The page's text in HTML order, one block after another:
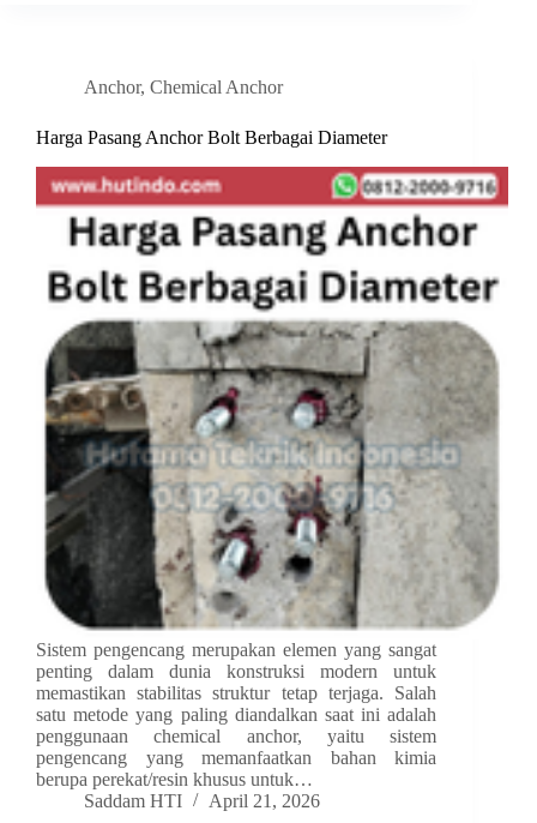
Anchor, Chemical Anchor
Harga Pasang Anchor Bolt Berbagai Diameter
Sistem pengencang merupakan elemen yang sangat
penting dalam dunia konstruksi modern untuk
memastikan stabilitas struktur tetap terjaga. Salah
satu metode yang paling diandalkan saat ini adalah
penggunaan chemical anchor, yaitu sistem
pengencang yang memanfaatkan bahan kimia
berupa perekat/resin khusus untuk…
Saddam HTI
April 21, 2026